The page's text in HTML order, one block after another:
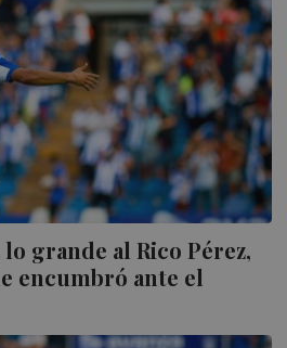
grande al Rico Pérez,
encumbró ante el